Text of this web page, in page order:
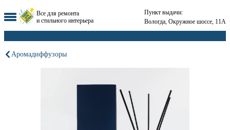
Все для ремонта
и стильного интерьера
Пункт выдачи:
Вологда, Окружное шоссе, 11А
Аромадиффузоры